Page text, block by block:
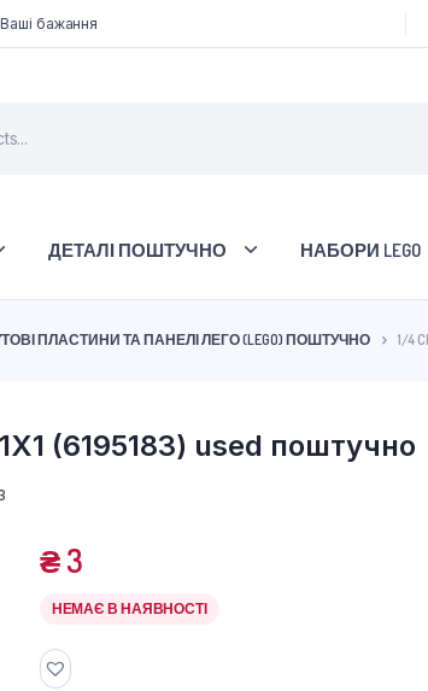
Ваші бажання
ДЕТАЛІ ПОШТУЧНО НАБОРИ LEGO
ПЛАСТИНИ ТА ПАНЕЛІ ЛЕГО (LEGO) ПОШТУЧНО 1/4
(6195183) used поштучно
₴3
НЕМАЄ В НАЯВНОСТІ